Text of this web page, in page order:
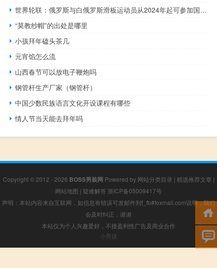
世界轮联：俄罗斯与白俄罗斯滑板运动员从2024年起可参加国际比赛
“莫教纱帽”的出处是哪里
小孩拜年磕头茶几
元宵馅怎么流
山西春节可以放电子鞭炮吗
钢管杆生产厂家（钢管杆）
中国少数民族语言文化开设课程有哪些
情人节当天能去拜年吗
Copyright © 2012 - 2026 BOSS男装网 Powered by 网站分类目录 | 精选推荐文章 |
网站地图 | 疑难解答 浙ICP备05009417号
声明：本站内容来自互联网，如信息有错误可发邮件到f_fb#foxmail.com说明，我们
会及时纠正，谢谢
本站仅为个人兴趣爱好，不接盈利性广告及商业合作
小男孩